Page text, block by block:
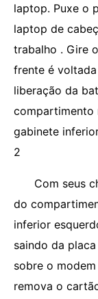
laptop. Puxe o
laptop de
trabalho . Gire
frente é
liberação da
compartimento
gabinete
2
Com seus
do
inferior
saindo da
sobre o
remova o